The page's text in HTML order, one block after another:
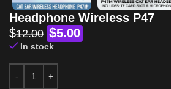
Headphone Wireless P47
$12.00 $5.00
In stock